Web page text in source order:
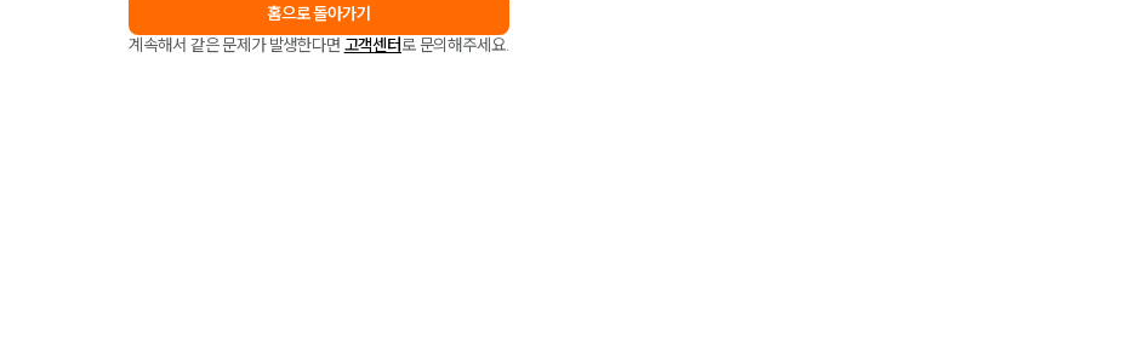
홈으로 돌아가기
계속해서 같은 문제가 발생한다면 고객센터로 문의해주세요.